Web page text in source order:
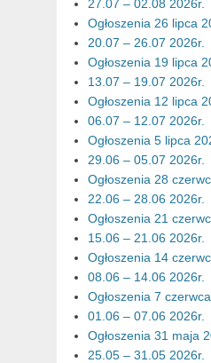
27.07 – 02.08 2026r.
Ogłoszenia 26 lipca
20.07 – 26.07 2026r.
Ogłoszenia 19 lipca
13.07 – 19.07 2026r.
Ogłoszenia 12 lipca
06.07 – 12.07 2026r.
Ogłoszenia 5 lipca
29.06 – 05.07 2026r.
Ogłoszenia 28
22.06 – 28.06 2026r.
Ogłoszenia 21
15.06 – 21.06 2026r.
Ogłoszenia 14
08.06 – 14.06 2026r.
Ogłoszenia 7
01.06 – 07.06 2026r.
Ogłoszenia 31 maja
25.05 – 31.05 2026r.